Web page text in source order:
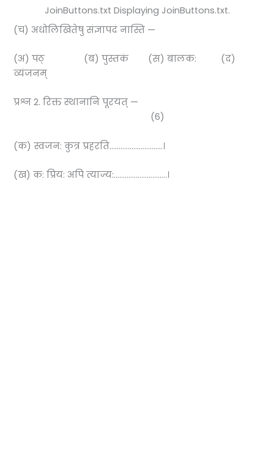
JoinButtons.txt Displaying JoinButtons.txt.
(च) अधोलिखितेषु संज्ञापदं नास्ति —
(अ) पठ् (ब) पुस्तकं (स) बालक: (द)
व्यंजनम्
प्रश्न 2. रिक्त स्थानानि पूरयत् —
(6)
(क) स्वजन: कुत्र प्रहरति………………………..।
(ख) क: प्रिय: अपि त्याज्य:………………………..।